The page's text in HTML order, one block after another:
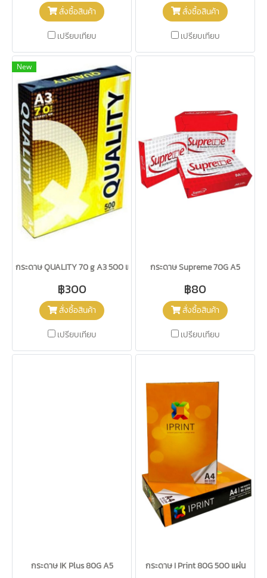
สั่งซื้อสินค้า
เปรียบเทียบ
สั่งซื้อสินค้า
เปรียบเทียบ
New
กระดาษ QUALITY 70 g A3 500 แผ่น เหลือง
฿300
สั่งซื้อสินค้า
เปรียบเทียบ
กระดาษ Supreme 70G A5
฿80
สั่งซื้อสินค้า
เปรียบเทียบ
กระดาษ IK Plus 80G A5 กระดาษ I Print 80G 500 แผ่น